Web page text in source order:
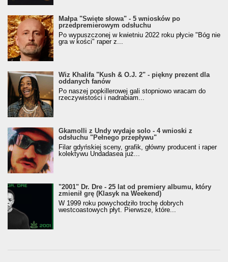
Małpa "Święte słowa" - 5 wniosków po
przedpremierowym odsłuchu
Po wypuszczonej w kwietniu 2022 roku płycie "Bóg nie
gra w kości" raper z...
Wiz Khalifa "Kush & O.J. 2" - piękny prezent dla
oddanych fanów
Po naszej popkillerowej gali stopniowo wracam do
rzeczywistości i nadrabiam...
Gkamolli z Undy wydaje solo - 4 wnioski z
odsłuchu "Pełnego przepływu"
Filar gdyńskiej sceny, grafik, główny producent i raper
kolektywu Undadasea już...
"2001" Dr. Dre - 25 lat od premiery albumu, który
zmienił grę (Klasyk na Weekend)
W 1999 roku powychodziło trochę dobrych
westcoastowych płyt. Pierwsze, które...